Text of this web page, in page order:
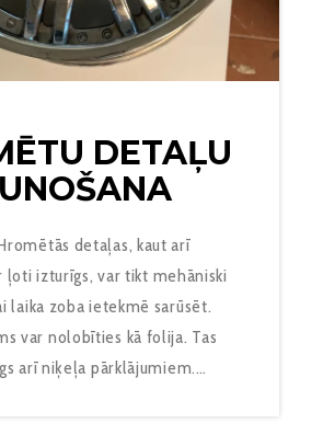
DETAĻU
detaļas, kaut arī
ļoti izturīgs, var tikt mehāniski
laika zoba ietekmē sarūsēt.
var nolobīties kā folija. Tas
arī niķeļa pārklājumiem.…